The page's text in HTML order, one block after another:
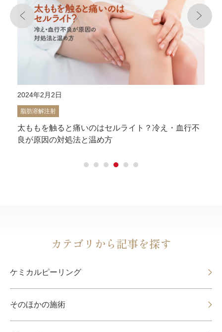
2024年2月2日
脂肪溶解注射
太ももを触ると痛いのはセルライト？冷え・血行不
良が原因の対処法と温め方
カテゴリから記事を探す
ケミカルピーリング
そのほかの施術